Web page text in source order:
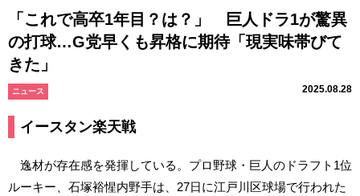
「これで高卒1年目？は？」 巨人ドラ1が驚異
の打球…G党早くも昇格に期待「現実味帯びて
きた」
ニュース 2025.08.28
イースタン楽天戦
逸材が存在感を発揮している。プロ野球・巨人のドラフト1位
ルーキー、石塚裕惺内野手は、27日に江戸川区球場で行われた